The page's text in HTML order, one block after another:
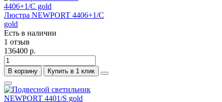
Люстра NEWPORT 4406+1/C
gold
Есть в наличии
1 отзыв
136400 р.
В корзину Купить в 1 клик